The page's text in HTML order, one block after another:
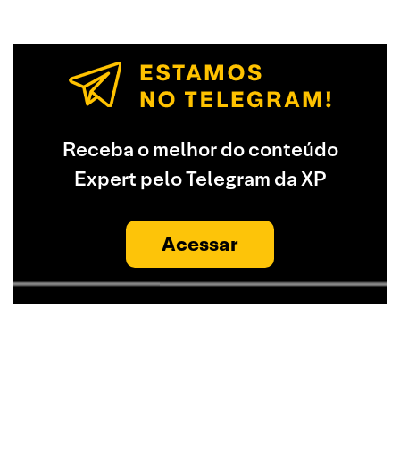
Receba o melhor do conteúdo
Expert pelo Telegram da XP
Acessar